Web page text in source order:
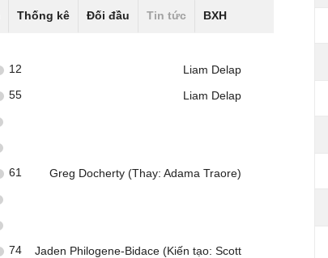
Thống kê Đối đầu Tin tức BXH
Liam Delap
12
Liam Delap
55
Greg Docherty (Thay: Adama Traore)
61
Jaden Philogene-Bidace (Kiến tạo: Scott
74